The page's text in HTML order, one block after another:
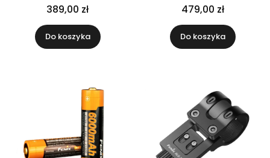
389,00 zł
Do koszyka
479,00 zł
Do koszyka